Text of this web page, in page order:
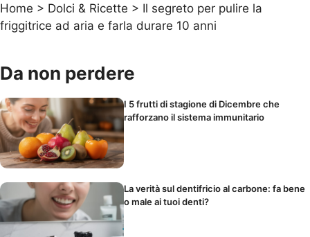
Home > Dolci & Ricette > Il segreto per pulire la
friggitrice ad aria e farla durare 10 anni
Da non perdere
I 5 frutti di stagione di Dicembre che
rafforzano il sistema immunitario
La verità sul dentifricio al carbone: fa bene
o male ai tuoi denti?